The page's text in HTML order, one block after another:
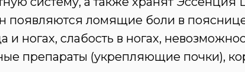
появляются ломящие боли в
и ногах, слабость в ногах,
препараты (укрепляющие почки),